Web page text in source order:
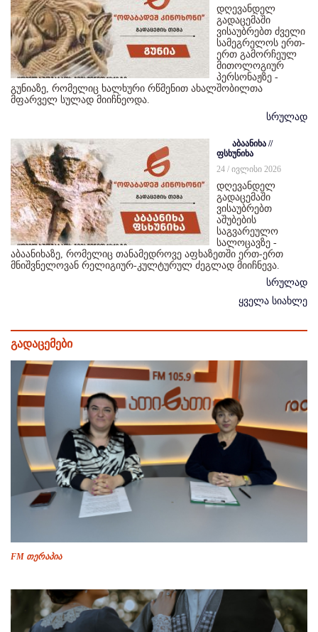
დღევანდელ
გადაცემაში
ვისაუბრებთ ძველი
სამეგრელოს ერთ-
ერთ გამორჩეულ
მითოლოგიურ
პერსონაჟზე -
გუნიაზე, რომელიც ხალხური რწმენით ახალშობილთა
მფარველ სულად მიიჩნეოდა.
სრულად
აბაანიხა //
ფსხუნიხა
24 / ივლისი 2026
დღევანდელ
გადაცემაში
ვისაუბრებთ
აშუბების
საგვარეულო
სალოცავზე -
აბაანიხაზე, რომელიც თანამედროვე აფხაზეთში ერთ-ერთ
მნიშვნელოვან რელიგიურ-კულტურულ ძეგლად მიიჩნევა.
სრულად
ყველა სიახლე
გადაცემები
FM თერაპია